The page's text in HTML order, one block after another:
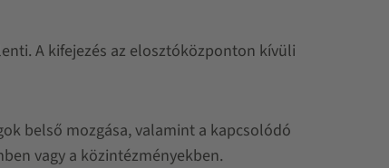
A kifejezés az elosztóközponton kívüli
belső mozgása, valamint a kapcsolódó
vagy a közintézményekben.